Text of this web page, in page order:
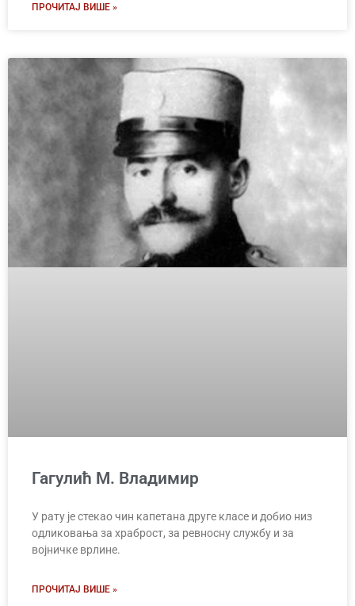
ПРОЧИТАЈ ВИШЕ »
Гагулић М. Владимир
У рату је стекао чин капетана друге класе и добио низ
одликовања за храброст, за ревносну службу и за
војничке врлине.
ПРОЧИТАЈ ВИШЕ »